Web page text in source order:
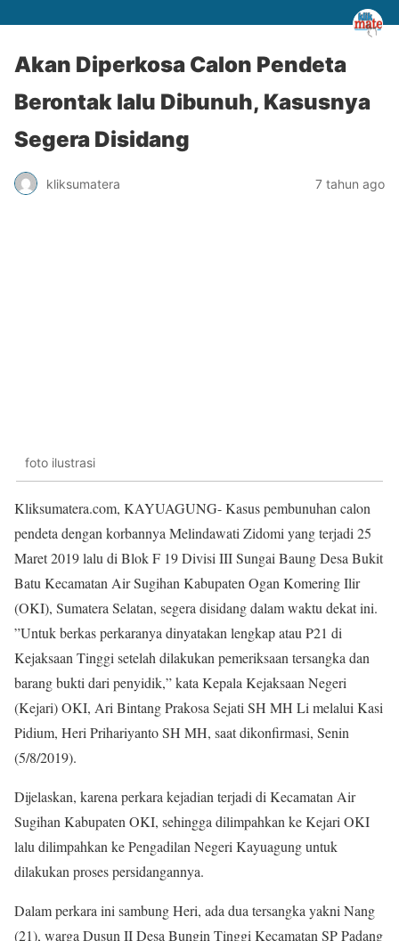
Akan Diperkosa Calon Pendeta
Berontak lalu Dibunuh, Kasusnya
Segera Disidang
kliksumatera 7 tahun ago
foto ilustrasi
Kliksumatera.com, KAYUAGUNG- Kasus pembunuhan calon
pendeta dengan korbannya Melindawati Zidomi yang terjadi 25
Maret 2019 lalu di Blok F 19 Divisi III Sungai Baung Desa Bukit
Batu Kecamatan Air Sugihan Kabupaten Ogan Komering Ilir
(OKI), Sumatera Selatan, segera disidang dalam waktu dekat ini.
”Untuk berkas perkaranya dinyatakan lengkap atau P21 di
Kejaksaan Tinggi setelah dilakukan pemeriksaan tersangka dan
barang bukti dari penyidik,” kata Kepala Kejaksaan Negeri
(Kejari) OKI, Ari Bintang Prakosa Sejati SH MH Li melalui Kasi
Pidium, Heri Prihariyanto SH MH, saat dikonfirmasi, Senin
(5/8/2019).
Dijelaskan, karena perkara kejadian terjadi di Kecamatan Air
Sugihan Kabupaten OKI, sehingga dilimpahkan ke Kejari OKI
lalu dilimpahkan ke Pengadilan Negeri Kayuagung untuk
dilakukan proses persidangannya.
Dalam perkara ini sambung Heri, ada dua tersangka yakni Nang
(21), warga Dusun II Desa Bungin Tinggi Kecamatan SP Padang